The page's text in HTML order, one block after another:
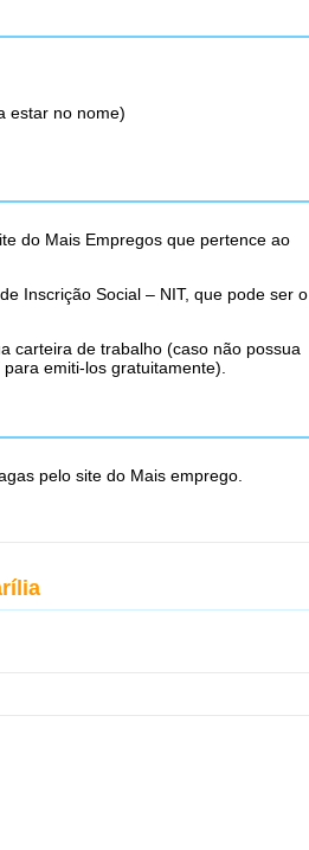
estar no nome)
do Mais Empregos que pertence ao
Inscrição Social – NIT, que pode ser o
carteira de trabalho (caso não possua
emiti-los gratuitamente).
pelo site do Mais emprego.